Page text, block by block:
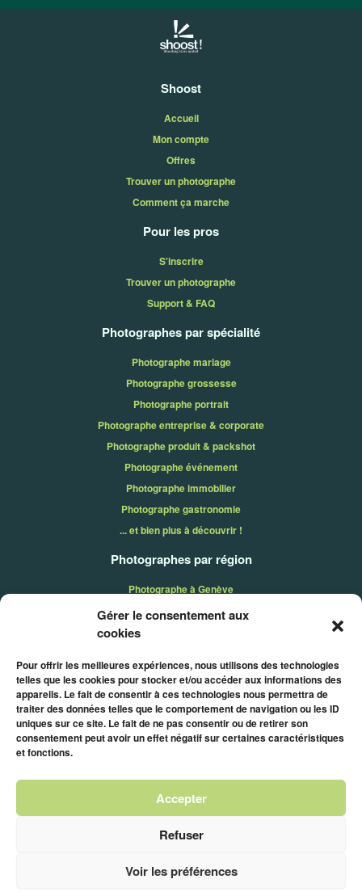
Gérer le consentement aux
cookies
Pour offrir les meilleures expériences, nous utilisons des technologies
telles que les cookies pour stocker et/ou accéder aux informations des
appareils. Le fait de consentir à ces technologies nous permettra de
traiter des données telles que le comportement de navigation ou les ID
uniques sur ce site. Le fait de ne pas consentir ou de retirer son
consentement peut avoir un effet négatif sur certaines caractéristiques
et fonctions.
Accepter
Refuser
Voir les préférences
Shoost
Accueil
Mon compte
Offres
Trouver un photographe
Comment ça marche
Pour les pros
S'inscrire
Trouver un photographe
Support & FAQ
Photographes par spécialité
Photographe mariage
Photographe grossesse
Photographe portrait
Photographe entreprise & corporate
Photographe produit & packshot
Photographe événement
Photographe immobilier
Photographe gastronomie
... et bien plus à découvrir !
Photographes par région
Photographe à Genève
Photographe dans le canton de Vaud
Photographe en Valais
Photographe à Neuchâtel
Photographe dans le Jura
Légal
Conditions générales d'utilisation
Politique de gestion des cookies
photographes et vidéastes en Suisse romande.